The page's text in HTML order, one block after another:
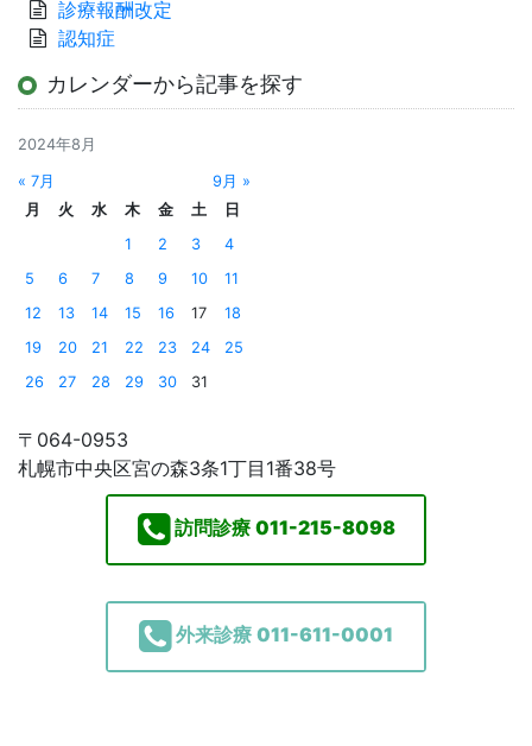
診療報酬改定
認知症
カレンダーから記事を探す
2024年8月
« 7月
9月 »
月
火 水 木 金 土
日
1
2 3
4
5
6 7 8 9 10
11
12
13 14 15 16 17
18
19
20 21 22 23 24
25
26
27 28 29 30 31
〒064-0953
札幌市中央区宮の森3条1丁目1番38号
訪問診療 011-215-8098
外来診療 011-611-0001